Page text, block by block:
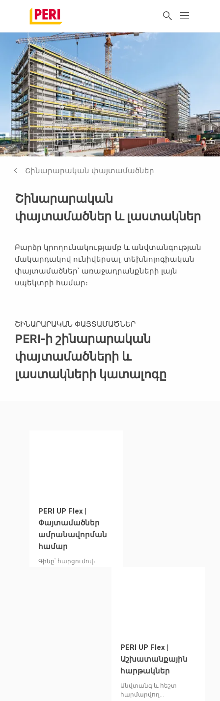
Շինարարական փայտամածներ
Շինարարական
փայտամածներ և լաստակներ
Բարձր կրողունակությամբ և անվտանգության
մակարդակով ունիվերսալ, տեխնոլոգիական
փայտամածներ՝ առաջադրանքների լայն
սպեկտրի համար։
ՇԻՆԱՐԱՐԱԿԱՆ ՓԱՅՏԱՄԱԾՆԵՐ
PERI-ի շինարարական
փայտամածների և
լաստակների կատալոգը
PERI UP Flex |
Փայտամածներ
ամրանավորման
համար
Գինը՝ հարցումով։
PERI UP Flex |
Աշխատանքային
հարթակներ
Անվտանգ և հեշտ
հարմարվող